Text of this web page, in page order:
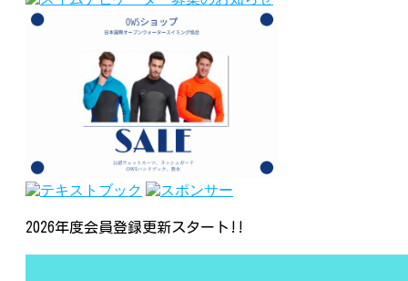
2026年度会員登録更新スタート!!